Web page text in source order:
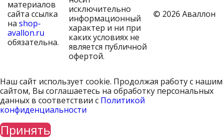
материалов
сайта ссылка
на shop-
avallon.ru
обязательна.
исключительно
информационный
характер и ни при
каких условиях не
является публичной
офертой.
© 2026 Аваллон
Наш сайт использует cookie. Продолжая работу с нашим
сайтом, Вы соглашаетесь на обработку персональных
данных в соответствии с Политикой
конфиденциальности
Принять